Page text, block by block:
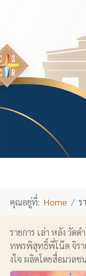
คุณอยู่ที่: Home ร
รายการ เล่า หลัง วัด
ทพรพิสุทธิ์พี่โน๊ต จิร
งใจ ผลิตโดยสื่อมวล